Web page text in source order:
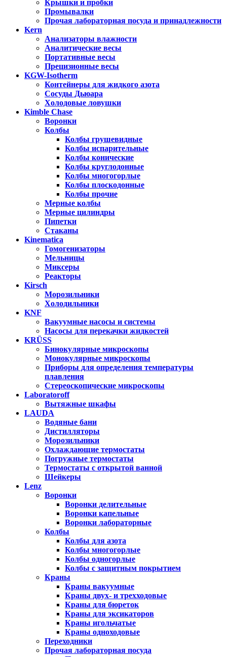
Крышки и пробки
Промывалки
Прочая лабораторная посуда и принадлежности
Kern
Анализаторы влажности
Аналитические весы
Портативные весы
Прецизионные весы
KGW-Isotherm
Контейнеры для жидкого азота
Сосуды Дьюара
Холодовые ловушки
Kimble Chase
Воронки
Колбы
Колбы грушевидные
Колбы испарительные
Колбы конические
Колбы круглодонные
Колбы многогорлые
Колбы плоскодонные
Колбы прочие
Мерные колбы
Мерные цилиндры
Пипетки
Стаканы
Kinematica
Гомогенизаторы
Мельницы
Миксеры
Реакторы
Kirsch
Морозильники
Холодильники
KNF
Вакуумные насосы и системы
Насосы для перекачки жидкостей
KRÜSS
Бинокулярные микроскопы
Монокулярные микроскопы
Приборы для определения температуры
плавления
Стереоскопические микроскопы
Laboratoroff
Вытяжные шкафы
LAUDA
Водяные бани
Дистилляторы
Морозильники
Охлаждающие термостаты
Погружные термостаты
Термостаты с открытой ванной
Шейкеры
Lenz
Воронки
Воронки делительные
Воронки капельные
Воронки лабораторные
Колбы
Колбы для азота
Колбы многогорлые
Колбы одногорлые
Колбы с защитным покрытием
Краны
Краны вакуумные
Краны двух- и трехходовые
Краны для бюреток
Краны для эксикаторов
Краны игольчатые
Краны одноходовые
Переходники
Прочая лабораторная посуда